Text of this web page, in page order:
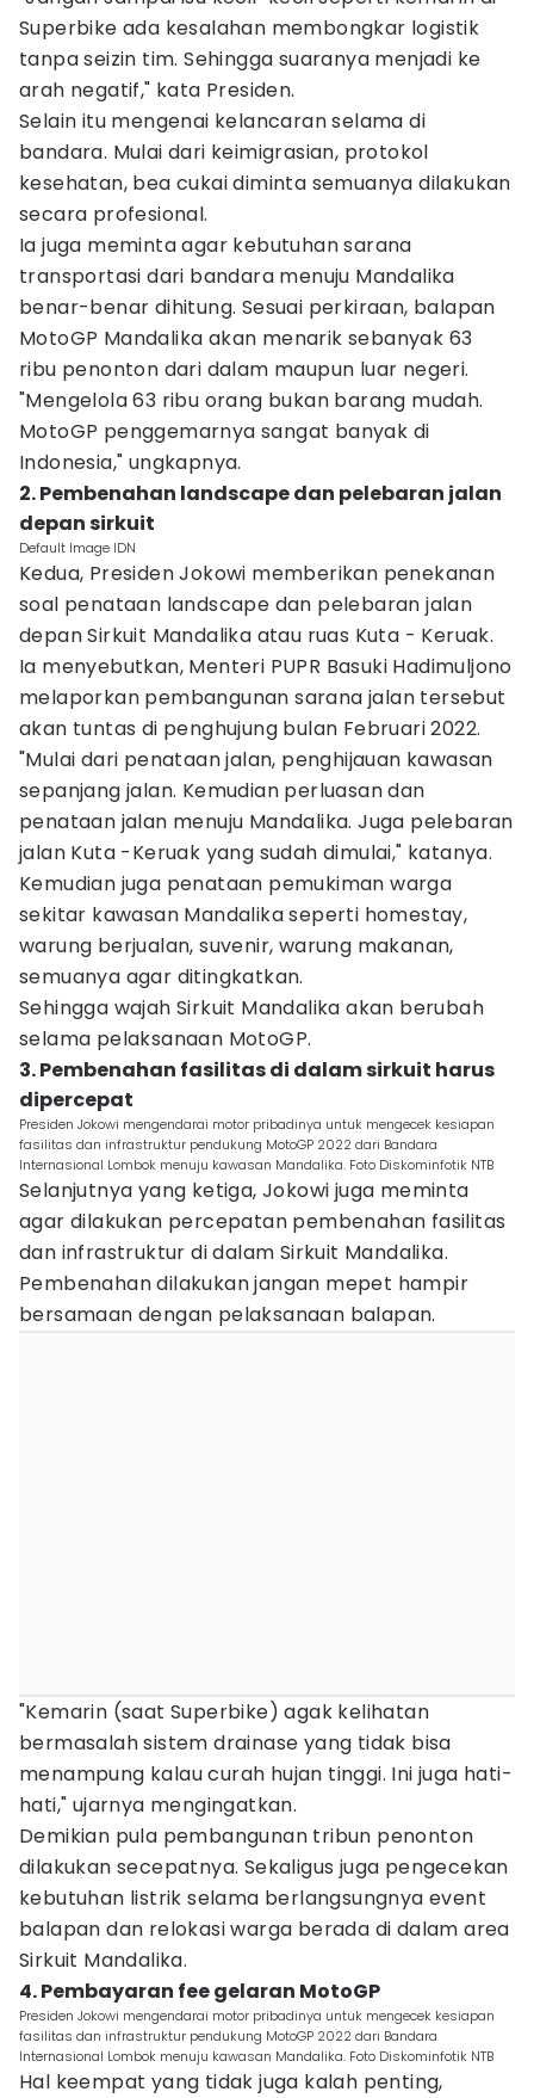
Superbike ada kesalahan membongkar logistik
tanpa seizin tim. Sehingga suaranya menjadi ke
arah negatif," kata Presiden.
Selain itu mengenai kelancaran selama di
bandara. Mulai dari keimigrasian, protokol
kesehatan, bea cukai diminta semuanya dilakukan
secara profesional.
Ia juga meminta agar kebutuhan sarana
transportasi dari bandara menuju Mandalika
benar-benar dihitung. Sesuai perkiraan, balapan
MotoGP Mandalika akan menarik sebanyak 63
ribu penonton dari dalam maupun luar negeri.
"Mengelola 63 ribu orang bukan barang mudah.
MotoGP penggemarnya sangat banyak di
Indonesia," ungkapnya.
2. Pembenahan landscape dan pelebaran jalan
depan sirkuit
Default Image IDN
Kedua, Presiden Jokowi memberikan penekanan
soal penataan landscape dan pelebaran jalan
depan Sirkuit Mandalika atau ruas Kuta - Keruak.
Ia menyebutkan, Menteri PUPR Basuki Hadimuljono
melaporkan pembangunan sarana jalan tersebut
akan tuntas di penghujung bulan Februari 2022.
"Mulai dari penataan jalan, penghijauan kawasan
sepanjang jalan. Kemudian perluasan dan
penataan jalan menuju Mandalika. Juga pelebaran
jalan Kuta -Keruak yang sudah dimulai," katanya.
Kemudian juga penataan pemukiman warga
sekitar kawasan Mandalika seperti homestay,
warung berjualan, suvenir, warung makanan,
semuanya agar ditingkatkan.
Sehingga wajah Sirkuit Mandalika akan berubah
selama pelaksanaan MotoGP.
3. Pembenahan fasilitas di dalam sirkuit harus
dipercepat
Presiden Jokowi mengendarai motor pribadinya untuk mengecek kesiapan
fasilitas dan infrastruktur pendukung MotoGP 2022 dari Bandara
Internasional Lombok menuju kawasan Mandalika. Foto Diskominfotik NTB
Selanjutnya yang ketiga, Jokowi juga meminta
agar dilakukan percepatan pembenahan fasilitas
dan infrastruktur di dalam Sirkuit Mandalika.
Pembenahan dilakukan jangan mepet hampir
bersamaan dengan pelaksanaan balapan.
"Kemarin (saat Superbike) agak kelihatan
bermasalah sistem drainase yang tidak bisa
menampung kalau curah hujan tinggi. Ini juga hati-
hati," ujarnya mengingatkan.
Demikian pula pembangunan tribun penonton
dilakukan secepatnya. Sekaligus juga pengecekan
kebutuhan listrik selama berlangsungnya event
balapan dan relokasi warga berada di dalam area
Sirkuit Mandalika.
4. Pembayaran fee gelaran MotoGP
Presiden Jokowi mengendarai motor pribadinya untuk mengecek kesiapan
fasilitas dan infrastruktur pendukung MotoGP 2022 dari Bandara
Internasional Lombok menuju kawasan Mandalika. Foto Diskominfotik NTB
Hal keempat yang tidak juga kalah penting,